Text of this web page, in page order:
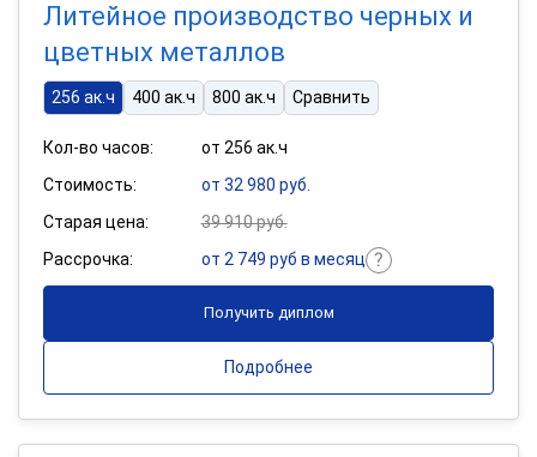
Литейное производство черных и
цветных металлов
256 ак.ч 400 ак.ч 800 ак.ч Сравнить
Кол-во часов:
от 256 ак.ч
Стоимость:
от 32 980 руб.
Старая цена:
39 910 руб.
Рассрочка:
от 2 749 руб в месяц
Получить диплом
Подробнее